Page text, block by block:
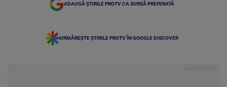
ADAUGĂ ȘTIRILE PROTV CA SURSĂ PREFERATĂ
URMĂREȘTE ȘTIRILE PROTV ÎN GOOGLE DISCOVER